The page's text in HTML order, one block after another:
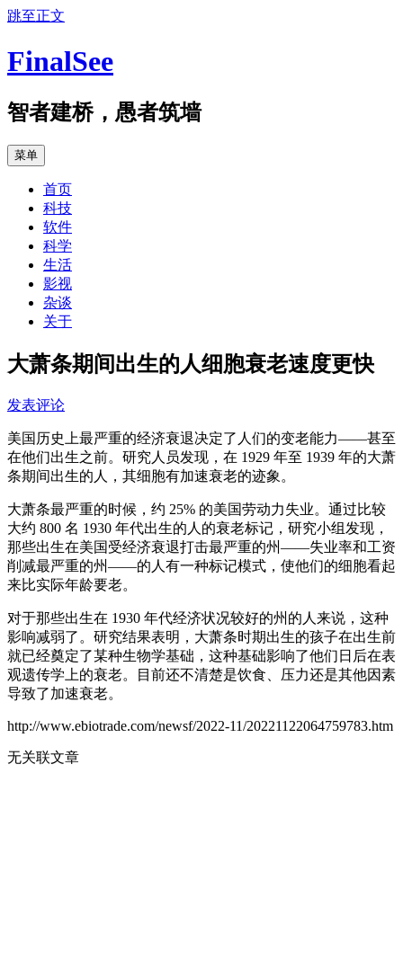
跳至正文
FinalSee
智者建桥，愚者筑墙
菜单
首页
科技
软件
科学
生活
影视
杂谈
关于
大萧条期间出生的人细胞衰老速度更快
发表评论
美国历史上最严重的经济衰退决定了人们的变老能力——甚至
在他们出生之前。研究人员发现，在 1929 年至 1939 年的大萧
条期间出生的人，其细胞有加速衰老的迹象。
大萧条最严重的时候，约 25% 的美国劳动力失业。通过比较
大约 800 名 1930 年代出生的人的衰老标记，研究小组发现，
那些出生在美国受经济衰退打击最严重的州——失业率和工资
削减最严重的州——的人有一种标记模式，使他们的细胞看起
来比实际年龄要老。
对于那些出生在 1930 年代经济状况较好的州的人来说，这种
影响减弱了。研究结果表明，大萧条时期出生的孩子在出生前
就已经奠定了某种生物学基础，这种基础影响了他们日后在表
观遗传学上的衰老。目前还不清楚是饮食、压力还是其他因素
导致了加速衰老。
http://www.ebiotrade.com/newsf/2022-11/20221122064759783.htm
无关联文章